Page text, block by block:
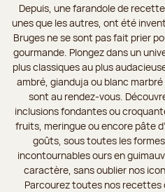
Depuis, une farandole de
unes que les autres, ont été
Bruges ne se sont pas fait prier
gourmande. Plongez dans un
plus classiques au plus
ambré, gianduja ou blanc
sont au rendez-vous.
inclusions fondantes ou
fruits, meringue ou encore pâte
goûts, sous toutes les
incontournables ours en
caractère, sans oublier nos
Parcourez toutes nos recettes